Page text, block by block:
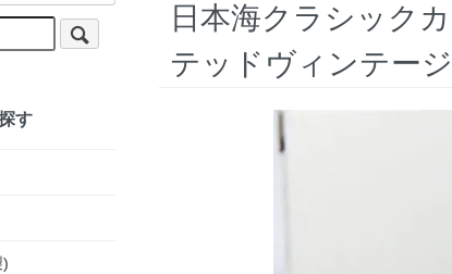
日本海クラシック
テッドヴィンテー
す
)